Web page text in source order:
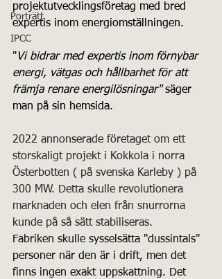
Porträtt
IPCC
projektutvecklingsföretag med bred
expertis inom energiomställningen.
"Vi bidrar med expertis inom förnybar
energi, vätgas och hållbarhet för att
främja renare energilösningar" säger
man på sin hemsida.
2022 annonserade företaget om ett
storskaligt projekt i Kokkola i norra
Österbotten ( på svenska Karleby ) på
300 MW. Detta skulle revolutionera
marknaden och elen från snurrorna
kunde på så sätt stabiliseras.
Fabriken skulle sysselsätta "dussintals"
personer när den är i drift, men det
finns ingen exakt uppskattning. Det